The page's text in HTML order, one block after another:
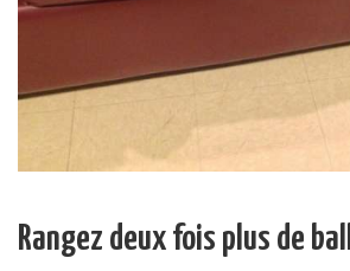
Rangez deux fois plus de